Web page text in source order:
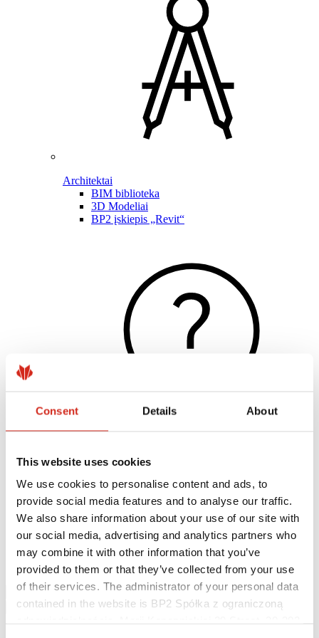
Consent Details About
This website uses cookies
We use cookies to personalise content and ads, to
provide social media features and to analyse our traffic.
We also share information about your use of our site with
our social media, advertising and analytics partners who
may combine it with other information that you’ve
provided to them or that they’ve collected from your use
of their services. The administrator of your personal data
contained in the website is BP2 Spółka z ograniczoną
Architektai
BIM biblioteka
3D Modeliai
BP2 įskiepis „Revit“
Dangos, spalvos ir garantijos
Garantijos registravimas
Įgyvendinti projektai ir inspiracijos
Parsisiunčiami failai
Rasti rangovą
Kur įsigyti?
BIM bibliotekos
Parsisiųsti
Kontaktai